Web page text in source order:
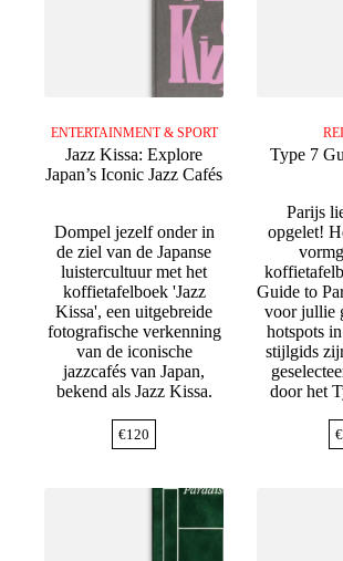
ENTERTAINMENT & SPORT
Jazz Kissa: Explore
Japan’s Iconic Jazz Cafés
Dompel jezelf onder in
de ziel van de Japanse
luistercultuur met het
koffietafelboek 'Jazz
Kissa', een uitgebreide
fotografische verkenning
van de iconische
jazzcafés van Japan,
bekend als Jazz Kissa.
€120
Type 7
Parijs
opgelet!
Guide to
voor jullie
hotspots
stijlgids
door het
€